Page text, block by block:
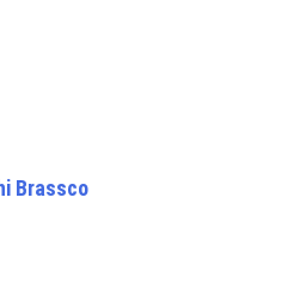
Brassco